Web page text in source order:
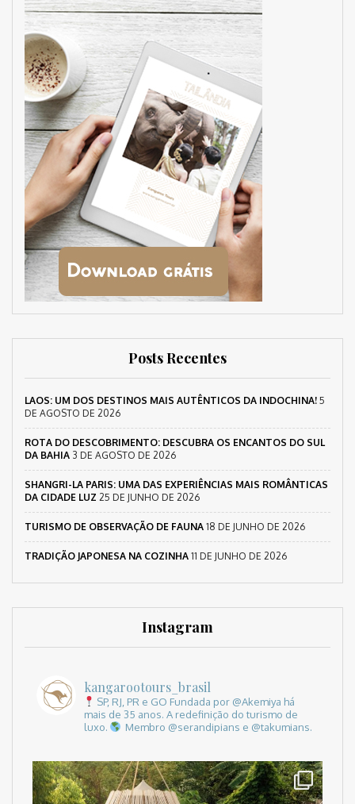
Posts Recentes
LAOS: UM DOS DESTINOS MAIS AUTÊNTICOS DA INDOCHINA! 5
DE AGOSTO DE 2026
ROTA DO DESCOBRIMENTO: DESCUBRA OS ENCANTOS DO SUL
DA BAHIA 3 DE AGOSTO DE 2026
SHANGRI-LA PARIS: UMA DAS EXPERIÊNCIAS MAIS ROMÂNTICAS
DA CIDADE LUZ 25 DE JUNHO DE 2026
TURISMO DE OBSERVAÇÃO DE FAUNA 18 DE JUNHO DE 2026
TRADIÇÃO JAPONESA NA COZINHA 11 DE JUNHO DE 2026
Instagram
kangarootours_brasil
SP, RJ, PR e GO Fundada por @Akemiya há
mais de 35 anos. A redefinição do turismo de
luxo.
Membro @serandipians e @takumians.